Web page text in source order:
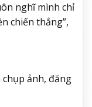
nghĩ mình chỉ
chiến thắng”,
chụp ảnh, đăng